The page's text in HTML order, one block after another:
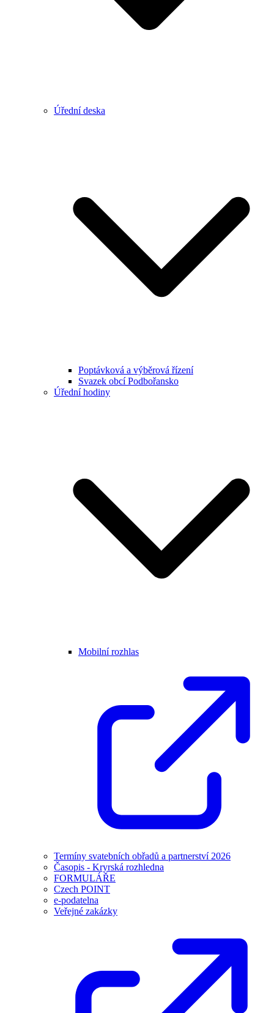
Úřední deska
Poptávková a výběrová řízení
Svazek obcí Podbořansko
Úřední hodiny
Mobilní rozhlas
Termíny svatebních obřadů a partnerství 2026
Časopis - Kryrská rozhledna
FORMULÁŘE
Czech POINT
e-podatelna
Veřejné zakázky